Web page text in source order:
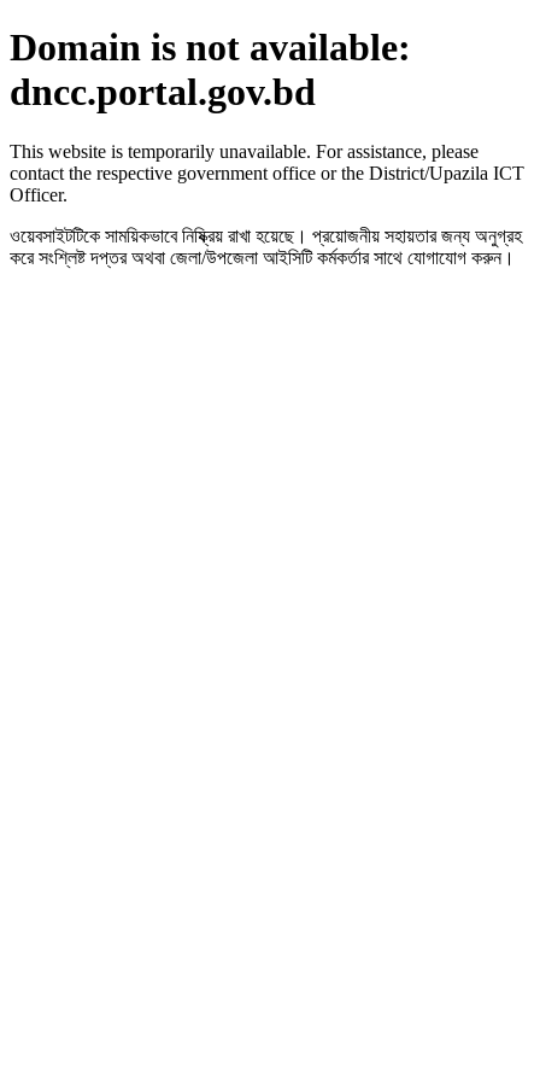
Domain is not available:
dncc.portal.gov.bd
This website is temporarily unavailable. For assistance, please
contact the respective government office or the District/Upazila ICT
Officer.
ওয়েবসাইটটিকে সাময়িকভাবে নিষ্ক্রিয় রাখা হয়েছে। প্রয়োজনীয় সহায়তার জন্য অনুগ্রহ
করে সংশ্লিষ্ট দপ্তর অথবা জেলা/উপজেলা আইসিটি কর্মকর্তার সাথে যোগাযোগ করুন।